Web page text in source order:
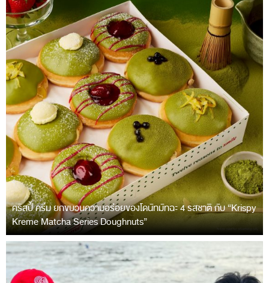
คริสปี้ ครีม ยกขบวนความอร่อยของโดนัทมัทฉะ 4 รสชาติ กับ “Krispy
Kreme Matcha Series Doughnuts”